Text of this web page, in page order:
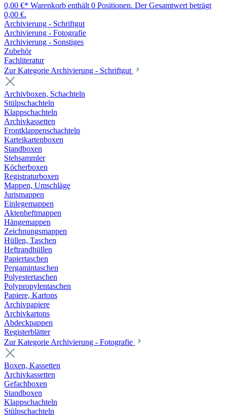
0,00 €* Warenkorb enthält 0 Positionen. Der Gesamtwert beträgt
0,00 €.
Archivierung - Schriftgut
Archivierung - Fotografie
Archivierung - Sonstiges
Zubehör
Fachliteratur
Zur Kategorie Archivierung - Schriftgut
Archivboxen, Schachteln
Stülpschachteln
Klappschachteln
Archivkassetten
Frontklappenschachteln
Karteikartenboxen
Standboxen
Stehsammler
Köcherboxen
Registraturboxen
Mappen, Umschläge
Jurismappen
Einlegemappen
Aktenheftmappen
Hängemappen
Zeichnungsmappen
Hüllen, Taschen
Heftrandhüllen
Papiertaschen
Pergamintaschen
Polyestertaschen
Polypropylentaschen
Papiere, Kartons
Archivpapiere
Archivkartons
Abdeckpappen
Registerblätter
Zur Kategorie Archivierung - Fotografie
Boxen, Kassetten
Archivkassetten
Gefachboxen
Standboxen
Klappschachteln
Stülpschachteln